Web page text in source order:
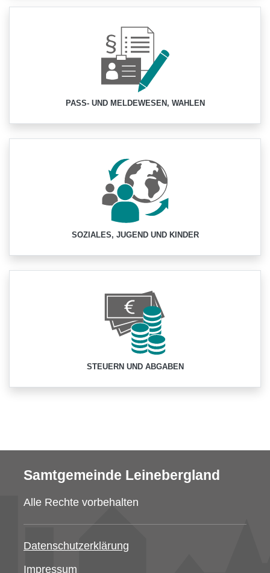
PASS- UND MELDEWESEN, WAHLEN
SOZIALES, JUGEND UND KINDER
STEUERN UND ABGABEN
Samtgemeinde Leinebergland
Alle Rechte vorbehalten
Datenschutzerklärung
Impressum